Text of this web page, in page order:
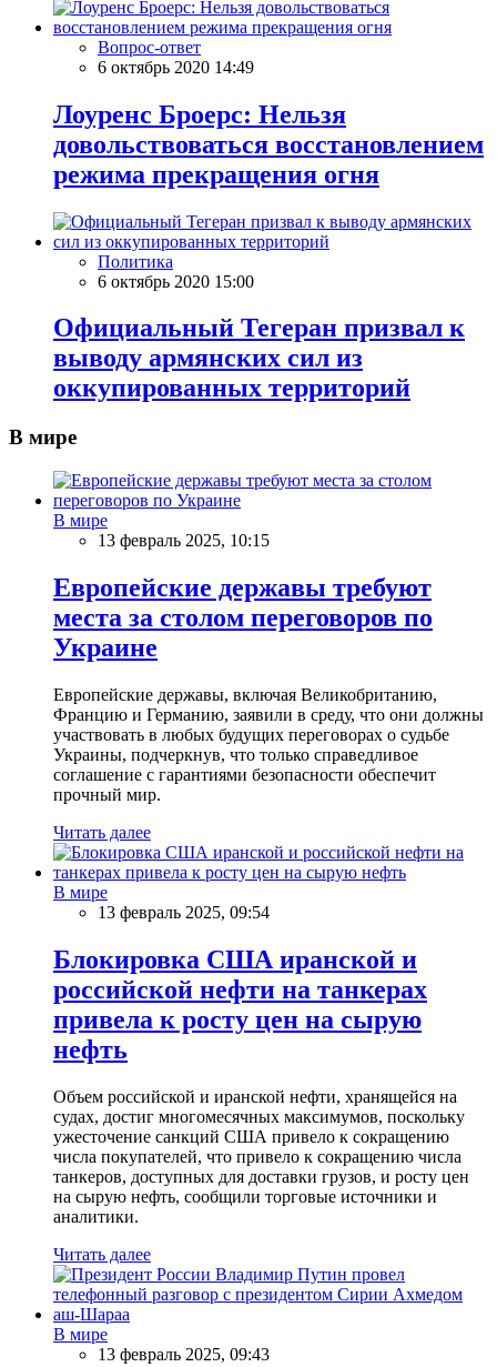
Вопрос-ответ
6 октябрь 2020 14:49
Лоуренс Броерс: Нельзя
довольствоваться восстановлением
режима прекращения огня
Политика
6 октябрь 2020 15:00
Официальный Тегеран призвал к
выводу армянских сил из
оккупированных территорий
В мире
В мире
13 февраль 2025, 10:15
Европейские державы требуют
места за столом переговоров по
Украине
Европейские державы, включая Великобританию,
Францию и Германию, заявили в среду, что они должны
участвовать в любых будущих переговорах о судьбе
Украины, подчеркнув, что только справедливое
соглашение с гарантиями безопасности обеспечит
прочный мир.
Читать далее
В мире
13 февраль 2025, 09:54
Блокировка США иранской и
российской нефти на танкерах
привела к росту цен на сырую
нефть
Объем российской и иранской нефти, хранящейся на
судах, достиг многомесячных максимумов, поскольку
ужесточение санкций США привело к сокращению
числа покупателей, что привело к сокращению числа
танкеров, доступных для доставки грузов, и росту цен
на сырую нефть, сообщили торговые источники и
аналитики.
Читать далее
В мире
13 февраль 2025, 09:43